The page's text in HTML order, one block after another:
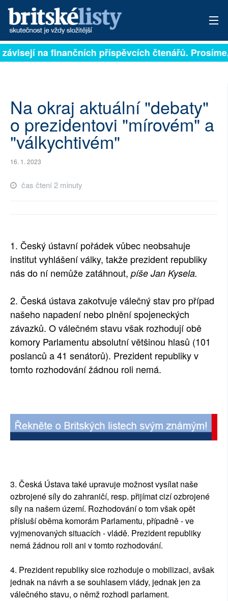
PŘIHLÁSIT
ARCHIV
ROZHOVORY
TÉMATA
SOCIÁLNÍ SÍTĚ
RUBRIKY
na finančních příspěvcích čtenářů.
Na okraj aktuální "debaty"
o prezidentovi "mírovém" a
"válkychtivém"
16. 1. 2023
čas čtení 2 minuty
1. Český ústavní pořádek vůbec neobsahuje
institut vyhlášení války, takže prezident republiky
nás do ní nemůže zatáhnout, píše Jan Kysela.
2. Česká ústava zakotvuje válečný stav pro případ
našeho napadení nebo plnění spojeneckých
závazků. O válečném stavu však rozhodují obě
komory Parlamentu absolutní většinou hlasů (101
poslanců a 41 senátorů). Prezident republiky v
tomto rozhodování žádnou roli nemá.
3. Česká Ústava také upravuje možnost vysílat naše
ozbrojené síly do zahraničí, resp. přijímat cizí ozbrojené
síly na našem území. Rozhodování o tom však opět
přísluší oběma komorám Parlamentu, případně - ve
vyjmenovaných situacích - vládě. Prezident republiky
nemá žádnou roli ani v tomto rozhodování.
4. Prezident republiky sice rozhoduje o mobilizaci, avšak
jednak na návrh a se souhlasem vlády, jednak jen za
válečného stavu, o němž rozhodl parlament.